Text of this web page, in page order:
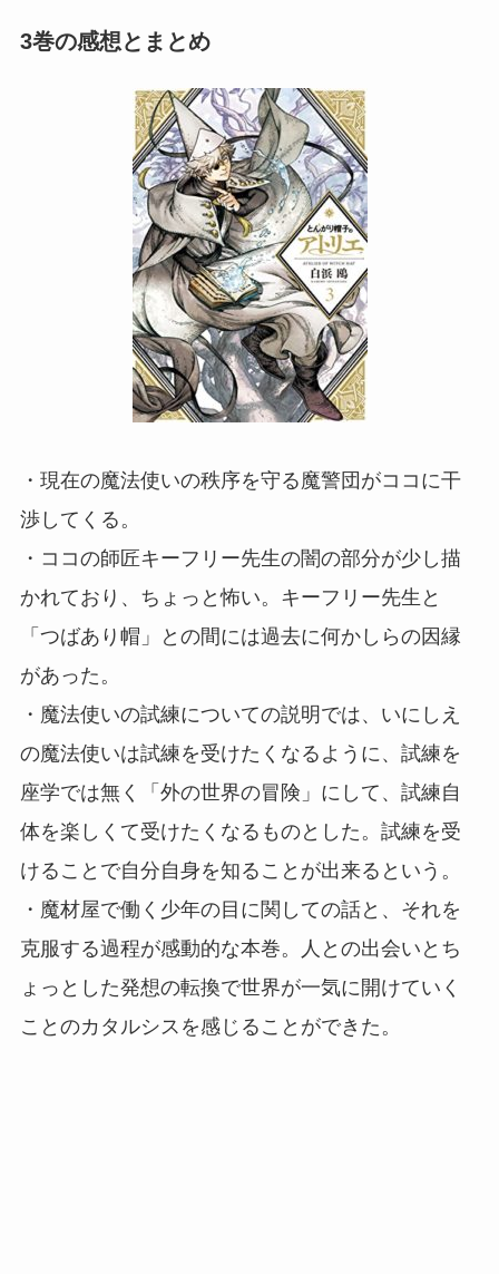
3巻の感想とまとめ
・現在の魔法使いの秩序を守る魔警団がココに干
渉してくる。
・ココの師匠キーフリー先生の闇の部分が少し描
かれており、ちょっと怖い。キーフリー先生と
「つばあり帽」との間には過去に何かしらの因縁
があった。
・魔法使いの試練についての説明では、いにしえ
の魔法使いは試練を受けたくなるように、試練を
座学では無く「外の世界の冒険」にして、試練自
体を楽しくて受けたくなるものとした。試練を受
けることで自分自身を知ることが出来るという。
・魔材屋で働く少年の目に関しての話と、それを
克服する過程が感動的な本巻。人との出会いとち
ょっとした発想の転換で世界が一気に開けていく
ことのカタルシスを感じることができた。